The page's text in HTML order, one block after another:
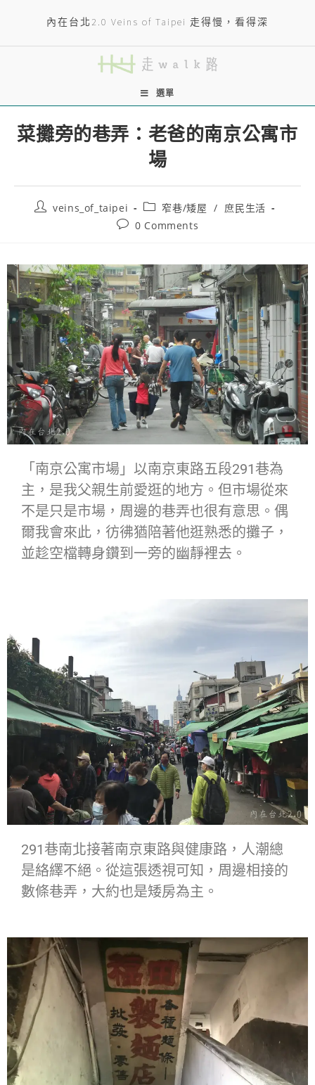
內在台北2.0 Veins of Taipei 走得慢，看得深
選單
菜攤旁的巷弄：老爸的南京公寓市
場
veins_of_taipei 窄巷/矮屋 / 庶民生活
0 Comments
「南京公寓市場」以南京東路五段291巷為
主，是我父親生前愛逛的地方。但市場從來
不是只是市場，周邊的巷弄也很有意思。偶
爾我會來此，彷彿猶陪著他逛熟悉的攤子，
並趁空檔轉身鑽到一旁的幽靜裡去。
291巷南北接著南京東路與健康路，人潮總
是絡繹不絕。從這張透視可知，周邊相接的
數條巷弄，大約也是矮房為主。